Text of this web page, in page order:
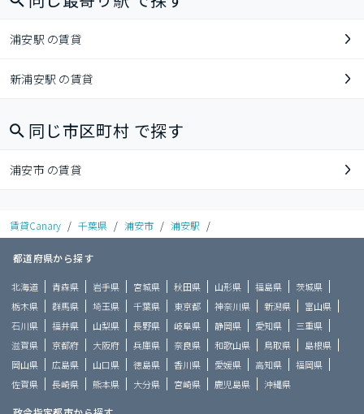
浦安駅 の賃貸
新浦安駅 の賃貸
同じ市区町村 で探す
浦安市 の賃貸
賃貸Canary / 千葉県 / 浦安市 / 浦安駅 /
都道府県から探す
北海道 青森県 岩手県 宮城県 秋田県 山形県 福島県
茨城県
栃木県
群馬県 埼玉県 千葉県 東京都 神奈川県 新潟県
富山県
石川県
福井県 山梨県 長野県 岐阜県 静岡県 愛知県
三重県
滋賀県
京都府 大阪府 兵庫県 奈良県 和歌山県 鳥取県
島根県
岡山県
広島県 山口県 徳島県 香川県 愛媛県 高知県
福岡県
佐賀県
長崎県 熊本県 大分県 宮崎県 鹿児島県 沖縄県